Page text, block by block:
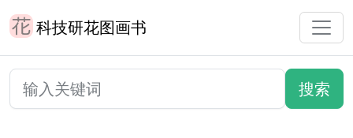
科技研花图画书